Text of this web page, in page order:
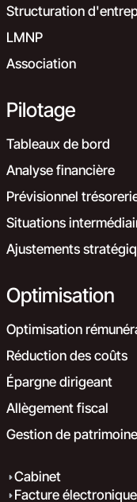
Structuration
LMNP
Association
Pilotage
Tableaux de bord
Analyse financière
Prévisionnel
Situations
Ajustements
Optimisation
Optimisation
Réduction des coûts
Épargne dirigeant
Allègement fiscal
Gestion de patrimoine
Cabinet
Facture électronique